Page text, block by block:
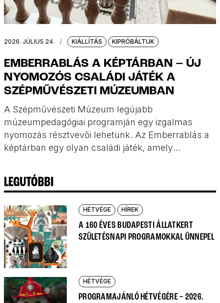
2026. JÚLIUS 24. / KIÁLLÍTÁS KIPRÓBÁLTUK
EMBERRABLÁS A KÉPTÁRBAN – ÚJ
NYOMOZÓS CSALÁDI JÁTÉK A
SZÉPMŰVÉSZETI MÚZEUMBAN
A Szépművészeti Múzeum legújabb
múzeumpedagógiai programján egy izgalmas
nyomozás résztvevői lehetünk. Az Emberrablás a
képtárban egy olyan családi játék, amely
kiállítóterein.
LEGUTÓBBI
HÉTVÉGE HÍREK
A 160 ÉVES BUDAPESTI ÁLLATKERT
SZÜLETÉSNAPI PROGRAMOKKAL ÜNNEPEL
HÉTVÉGE
PROGRAMAJÁNLÓ HÉTVÉGÉRE – 2026.